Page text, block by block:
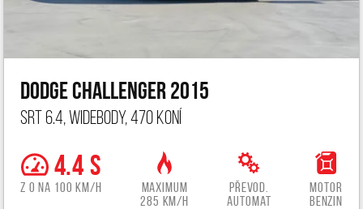
Dodge Challenger 2015
SRT 6.4, widebody, 470 koní
4.4 s
z 0 na 100 km/h
Maximum
285 km/h
Převod.
automat
Motor
benzin